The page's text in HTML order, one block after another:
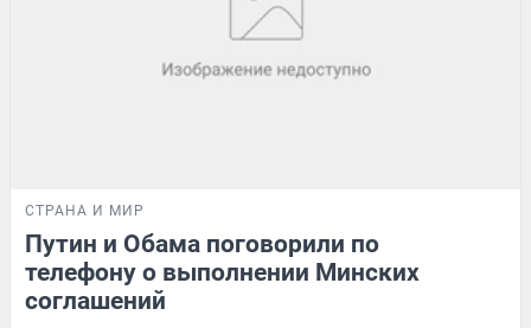
СТРАНА И МИР
Путин и Обама поговорили по
телефону о выполнении Минских
соглашений